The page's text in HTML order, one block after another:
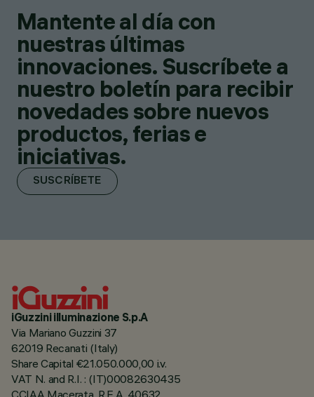
Mantente al día con
nuestras últimas
innovaciones. Suscríbete a
nuestro boletín para recibir
novedades sobre nuevos
productos, ferias e
iniciativas.
SUSCRÍBETE
iGuzzini illuminazione S.p.A
Via Mariano Guzzini 37
62019 Recanati (Italy)
Share Capital €21.050.000,00 i.v.
VAT N. and R.I. : (IT)00082630435
CCIAA Macerata, R.E.A. 40632